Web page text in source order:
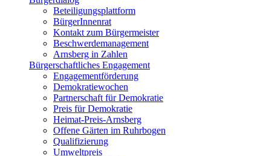
Beteiligungsplattform
BürgerInnenrat
Kontakt zum Bürgermeister
Beschwerdemanagement
Arnsberg in Zahlen
Bürgerschaftliches Engagement
Engagementförderung
Demokratiewochen
Partnerschaft für Demokratie
Preis für Demokratie
Heimat-Preis-Arnsberg
Offene Gärten im Ruhrbogen
Qualifizierung
Umweltpreis